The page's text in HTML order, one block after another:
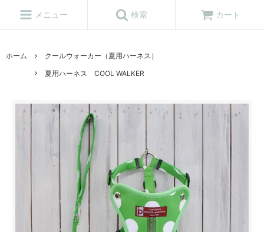
メニュー 検索 カート
ホーム
クールウォーカー（夏用ハーネス）
夏用ハーネス COOL WALKER